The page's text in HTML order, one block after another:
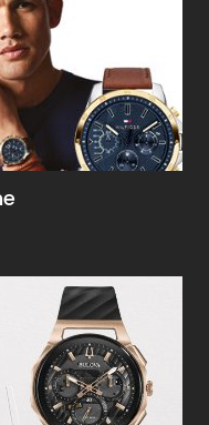
hombre y para
y precisión